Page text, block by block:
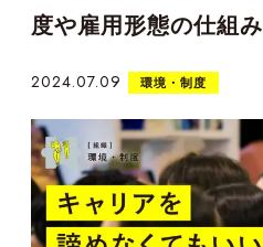
度や雇用形態の仕組み
2024.07.09 環境・制度